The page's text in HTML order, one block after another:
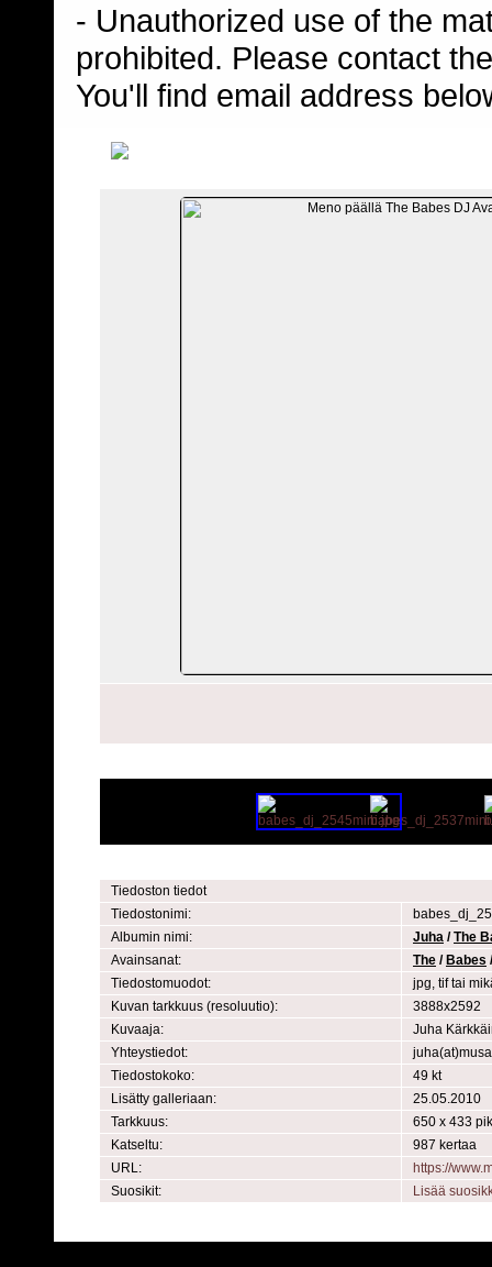
- Unauthorized use of the
prohibited. Please contact
You'll find email address
Tiedoston tiedot
Tiedostonimi:
Albumin nimi:
Juha /The
Avainsanat:
The / Babes
Tiedostomuodot:
jpg, tif tai
Kuvan tarkkuus (resoluutio):
3888x2592
Kuvaaja:
Juha
Yhteystiedot:
Tiedostokoko:
49 kt
Lisätty galleriaan:
25.05.2010
Tarkkuus:
650 x 433
Katseltu:
987 kertaa
URL:
https://
Suosikit:
Lisää